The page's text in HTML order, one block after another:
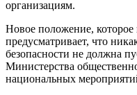
организациям.
Новое положение, которое
предусматривает, что
безопасности не должна
Министерства
национальных